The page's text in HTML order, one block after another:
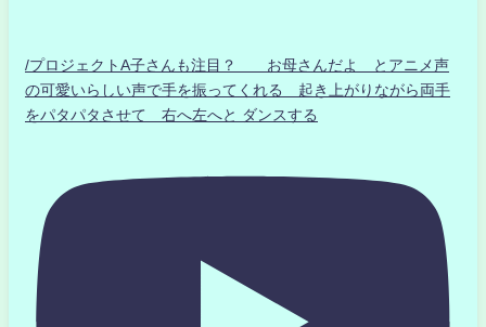
/プロジェクトA子さんも注目？ お母さんだよ とアニメ声
の可愛いらしい声で手を振ってくれる 起き上がりながら両手
をパタパタさせて 右へ左へと ダンスする